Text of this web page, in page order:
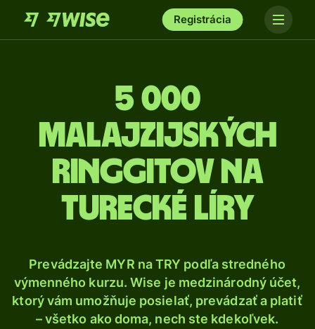
Registrácia
5 000
Malajzijských
ringgitov na
turecké líry
Prevádzajte MYR na TRY podľa stredného
výmenného kurzu. Wise je medzinárodný účet,
ktorý vám umožňuje posielať, prevádzať a platiť
– všetko ako doma, nech ste kdekoľvek.